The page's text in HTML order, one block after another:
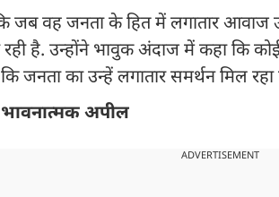
जब वह जनता के हित में लगातार आवाज
है. उन्होंने भावुक अंदाज में कहा कि
जनता का उन्हें लगातार समर्थन मिल
अपील
ADVERTISEMENT